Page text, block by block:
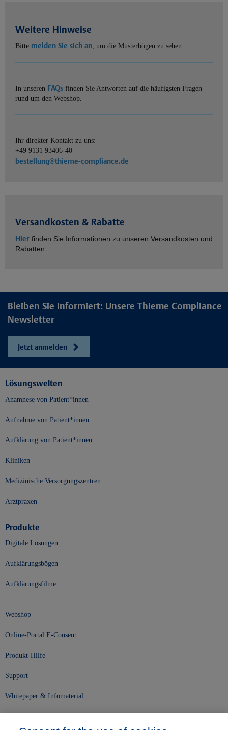
Weitere Hinweise
Bitte melden Sie sich an, um die Musterbögen zu sehen.
In unseren FAQs finden Sie Antworten auf die häufigsten Fragen
rund um den Webshop.
Ihr direkter Kontakt zu uns:
+49 9131 93406-40
bestellung@thieme-compliance.de
Versandkosten & Rabatte
Hier finden Sie Informationen zu unseren Versandkosten und
Rabatten.
Bleiben Sie informiert: Unsere Thieme Compliance
Newsletter
Jetzt anmelden
Lösungswelten
Anamnese von Patient*innen
Aufnahme von Patient*innen
Aufklärung von Patient*innen
Kliniken
Medizinische Versorgungszentren
Arztpraxen
Produkte
Digitale Lösungen
Aufklärungsbögen
Aufklärungsfilme
Webshop
Online-Portal E-Consent
Produkt-Hilfe
Support
Whitepaper & Infomaterial